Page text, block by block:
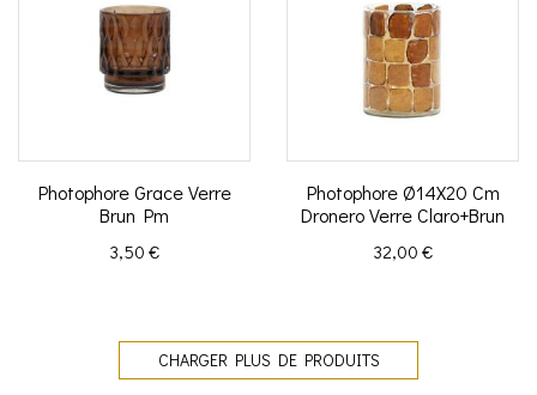
Photophore Grace Verre
Brun Pm
Prix
3,50 €
Photophore Ø14X20 Cm
Dronero Verre Claro+Brun
Prix
32,00 €
CHARGER PLUS DE PRODUITS